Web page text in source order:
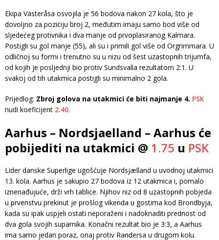
Ekipa Västeråsa osvojila je 56 bodova nakon 27 kola, što je
dovoljno za poziciju broj 2, međutim imaju samo bod više od
sljedećeg protivnika i dva manje od prvoplasiranog Kalmara.
Postigli su gol manje (55), ali su i primili gol više od Orgrimmara. U
odličnoj su formi i trenutno su u nizu od šest uzastopnih trijumfa,
od kojih je posljednji bio protiv Sundsvalla rezultatom 2:1. U
svakoj od tih utakmica postigli su minimalno 2 gola.
Prijedlog: Zbroj golova na utakmici će biti najmanje 4. PSK
nudi koeficijent 2.40.
Aarhus – Nordsjaelland – Aarhus će
pobijediti na utakmici @ 1.75 u PSK
Lider danske Superlige ugošćuje Nordsjælland u uvodnoj utakmici
13. kola. Aarhus je sakupio 27 bodova iz 12 utakmica i, pomalo
iznenađujuće, drži vrh tablice. Njihov niz od 8 uzastopnih pobjeda
u prvenstvu prekinut je prošlog vikenda u gostima kod Brondbyja,
kada su ipak uspjeli ostati neporaženi i nadoknaditi prednost od
dva gola svojih suparnika. Konačni rezultat bio je 3:3, a Aarhus
ima samo jedan poraz, onaj protiv Randersa u drugom kolu.